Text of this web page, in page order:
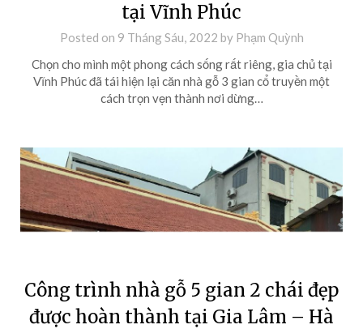
tại Vĩnh Phúc
Posted on 9 Tháng Sáu, 2022 by Phạm Quỳnh
Chọn cho mình một phong cách sống rất riêng, gia chủ tại
Vĩnh Phúc đã tái hiện lại căn nhà gỗ 3 gian cổ truyền một
cách trọn vẹn thành nơi dừng…
Công trình nhà gỗ 5 gian 2 chái đẹp
được hoàn thành tại Gia Lâm – Hà